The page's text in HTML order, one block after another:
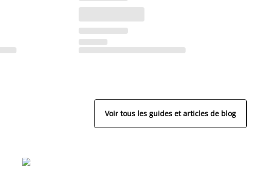
Voir tous les guides et articles de blog